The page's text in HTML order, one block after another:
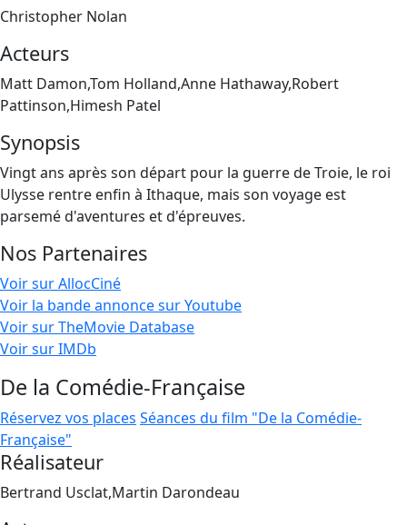
Christopher Nolan
Acteurs
Matt Damon,Tom Holland,Anne Hathaway,Robert
Pattinson,Himesh Patel
Synopsis
Vingt ans après son départ pour la guerre de Troie, le roi
Ulysse rentre enfin à Ithaque, mais son voyage est
parsemé d'aventures et d'épreuves.
Nos Partenaires
Voir sur AllocCiné
Voir la bande annonce sur Youtube
Voir sur TheMovie Database
Voir sur IMDb
De la Comédie-Française
Réservez vos places Séances du film "De la Comédie-
Française"
Réalisateur
Bertrand Usclat,Martin Darondeau